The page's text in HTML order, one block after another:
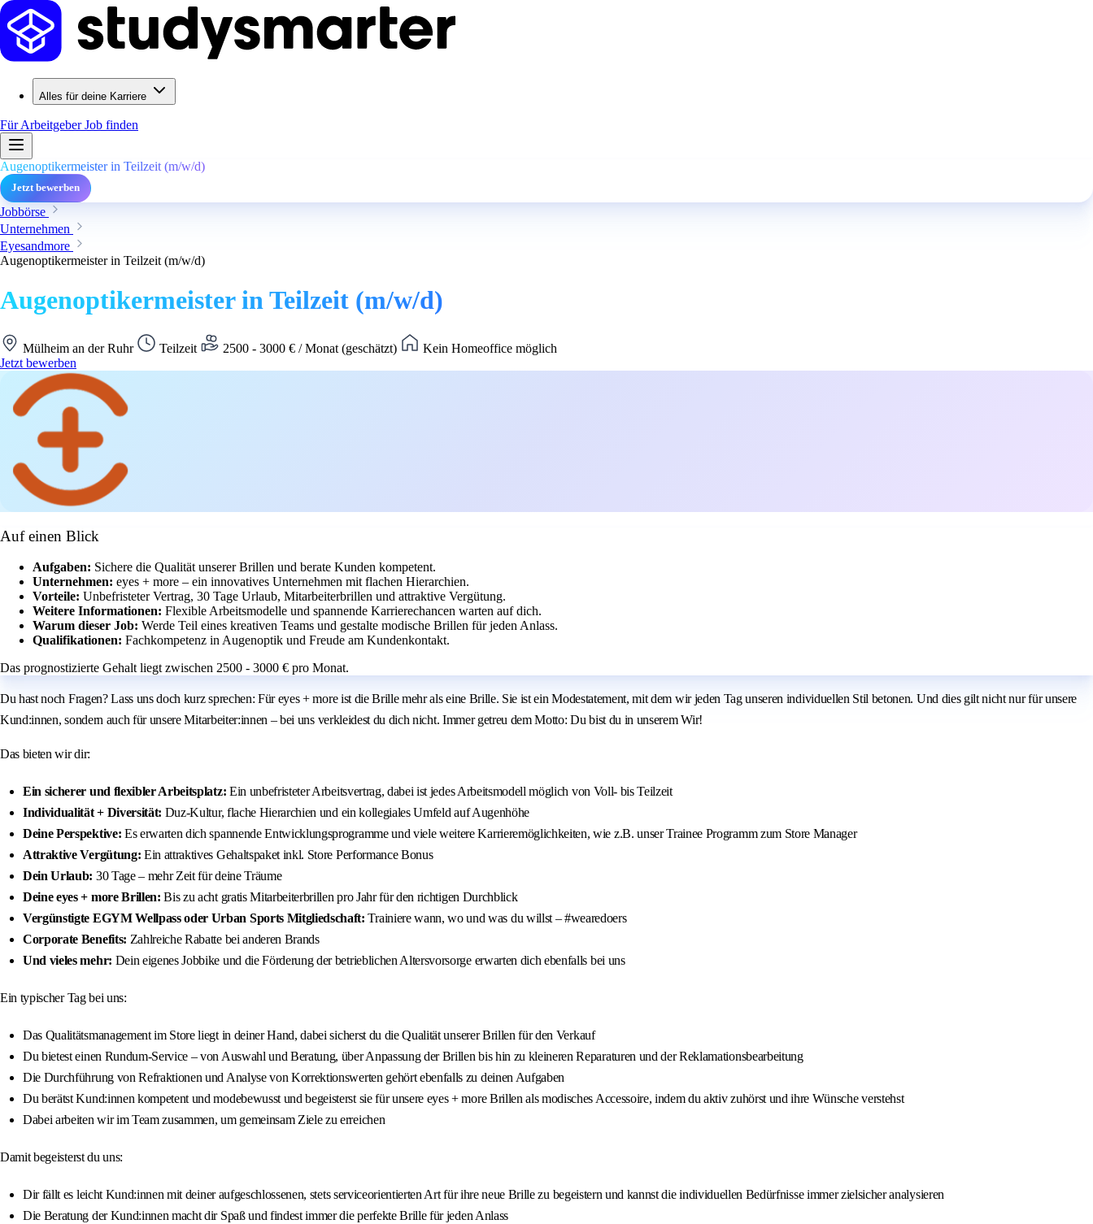
Alles für deine Karriere
Für ArbeitgeberJob finden
Augenoptikermeister in Teilzeit (m/w/d)
Jetzt bewerben
Jobbörse
Unternehmen
Eyesandmore
Augenoptikermeister in Teilzeit (m/w/d)
Augenoptikermeister in Teilzeit (m/w/d)
Mülheim an der Ruhr Teilzeit 2500 - 3000 € / Monat (geschätzt)
Kein Homeoffice möglich
Jetzt bewerben
Auf einen Blick
Aufgaben: Sichere die Qualität unserer Brillen und berate Kunden kompetent.
Unternehmen: eyes + more – ein innovatives Unternehmen mit flachen Hierarchien.
Vorteile: Unbefristeter Vertrag, 30 Tage Urlaub, Mitarbeiterbrillen und attraktive Vergütung.
Weitere Informationen: Flexible Arbeitsmodelle und spannende Karrierechancen warten auf dich.
Warum dieser Job: Werde Teil eines kreativen Teams und gestalte modische Brillen für jeden Anlass.
Qualifikationen: Fachkompetenz in Augenoptik und Freude am Kundenkontakt.
Das prognostizierte Gehalt liegt zwischen 2500 - 3000 € pro Monat.
Du hast noch Fragen? Lass uns doch kurz sprechen: Für eyes + more ist die Brille mehr als eine Brille. Sie ist ein Modestatement, mit dem wir jeden Tag unseren individuellen Stil betonen. Und dies gilt nicht nur für unsere
Kund:innen, sondern auch für unsere Mitarbeiter:innen – bei uns verkleidest du dich nicht. Immer getreu dem Motto: Du bist du in unserem Wir!
Das bieten wir dir:
Ein sicherer und flexibler Arbeitsplatz: Ein unbefristeter Arbeitsvertrag, dabei ist jedes Arbeitsmodell möglich von Voll- bis Teilzeit
Individualität + Diversität: Duz-Kultur, flache Hierarchien und ein kollegiales Umfeld auf Augenhöhe
Deine Perspektive: Es erwarten dich spannende Entwicklungsprogramme und viele weitere Karrieremöglichkeiten, wie z.B. unser Trainee Programm zum Store Manager
Attraktive Vergütung: Ein attraktives Gehaltspaket inkl. Store Performance Bonus
Dein Urlaub: 30 Tage – mehr Zeit für deine Träume
Deine eyes + more Brillen: Bis zu acht gratis Mitarbeiterbrillen pro Jahr für den richtigen Durchblick
Vergünstigte EGYM Wellpass oder Urban Sports Mitgliedschaft: Trainiere wann, wo und was du willst – #wearedoers
Corporate Benefits: Zahlreiche Rabatte bei anderen Brands
Und vieles mehr: Dein eigenes Jobbike und die Förderung der betrieblichen Altersvorsorge erwarten dich ebenfalls bei uns
Ein typischer Tag bei uns:
Das Qualitätsmanagement im Store liegt in deiner Hand, dabei sicherst du die Qualität unserer Brillen für den Verkauf
Du bietest einen Rundum-Service – von Auswahl und Beratung, über Anpassung der Brillen bis hin zu kleineren Reparaturen und der Reklamationsbearbeitung
Die Durchführung von Refraktionen und Analyse von Korrektionswerten gehört ebenfalls zu deinen Aufgaben
Du berätst Kund:innen kompetent und modebewusst und begeisterst sie für unsere eyes + more Brillen als modisches Accessoire, indem du aktiv zuhörst und ihre Wünsche verstehst
Dabei arbeiten wir im Team zusammen, um gemeinsam Ziele zu erreichen
Damit begeisterst du uns:
Dir fällt es leicht Kund:innen mit deiner aufgeschlossenen, stets serviceorientierten Art für ihre neue Brille zu begeistern und kannst die individuellen Bedürfnisse immer zielsicher analysieren
Die Beratung der Kund:innen macht dir Spaß und findest immer die perfekte Brille für jeden Anlass